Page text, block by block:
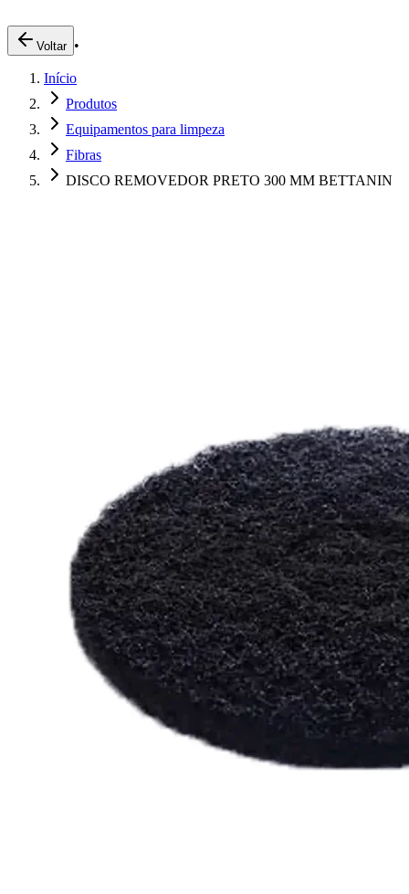
Pedidos Online
Trabalhe Conosco
Voltar •
Início
Produtos
Equipamentos para limpeza
Fibras
DISCO REMOVEDOR PRETO 300 MM BETTANIN